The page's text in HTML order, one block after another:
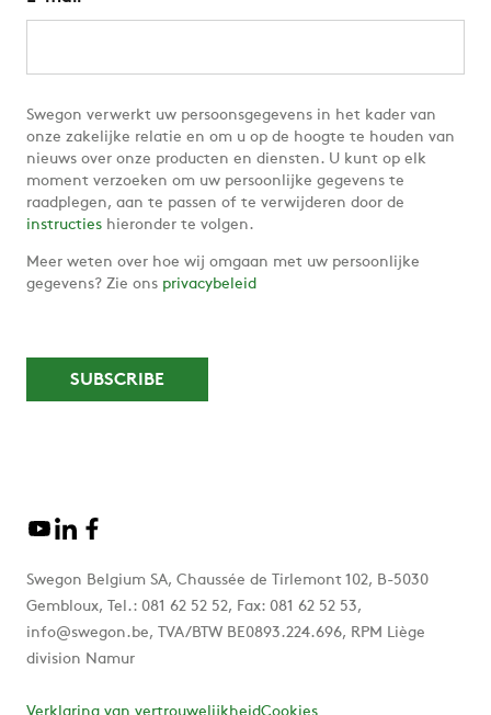
Swegon verwerkt uw persoonsgegevens in het kader van
onze zakelijke relatie en om u op de hoogte te houden van
nieuws over onze producten en diensten. U kunt op elk
moment verzoeken om uw persoonlijke gegevens te
raadplegen, aan te passen of te verwijderen door de
instructies hieronder te volgen.
Meer weten over hoe wij omgaan met uw persoonlijke
gegevens? Zie ons privacybeleid
Swegon Belgium SA, Chaussée de Tirlemont 102, B-5030
Gembloux, Tel.: 081 62 52 52, Fax: 081 62 52 53,
info@swegon.be, TVA/BTW BE0893.224.696, RPM Liège
division Namur